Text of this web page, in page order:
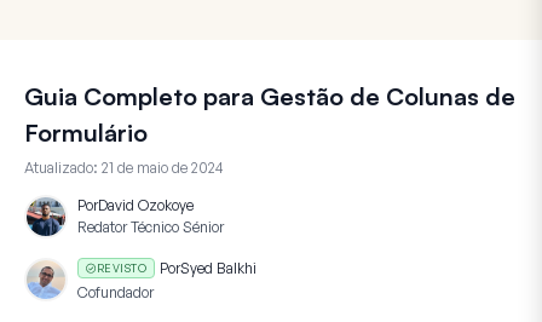
Guia Completo para Gestão de Colunas de
Formulário
Atualizado: 21 de maio de 2024
PorDavid Ozokoye
Redator Técnico Sénior
REVISTO PorSyed Balkhi
Cofundador